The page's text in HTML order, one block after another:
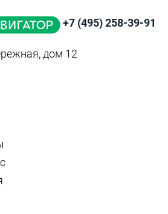
+7 (495) 258-39-91
дом 12